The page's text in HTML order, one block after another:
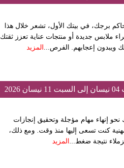
برجك، في بيتك الأول، تشعر خلال هذا
ملابس جديدة أو منتجات عناية تعزز ثقتك
ويبدون إعجابهم. الفرص...
المزيد
إنهاء مهام مؤجلة وتحقيق إنجازات
كنت تسعى إليها منذ وقت. ومع ذلك،
نتيجة ضغط... المزيد